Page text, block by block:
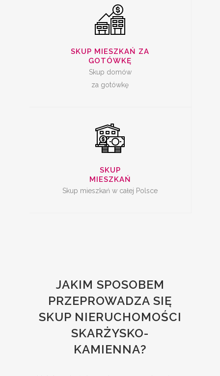
SKUP MIESZKAŃ ZA
GOTÓWKĘ
Skup domów
za gotówkę
SKUP
MIESZKAŃ
Skup mieszkań w całej Polsce
SKUP MIESZKAŃ
JAKIM SPOSOBEM
PRZEPROWADZA SIĘ
SKUP NIERUCHOMOŚCI
SKARŻYSKO-
KAMIENNA?